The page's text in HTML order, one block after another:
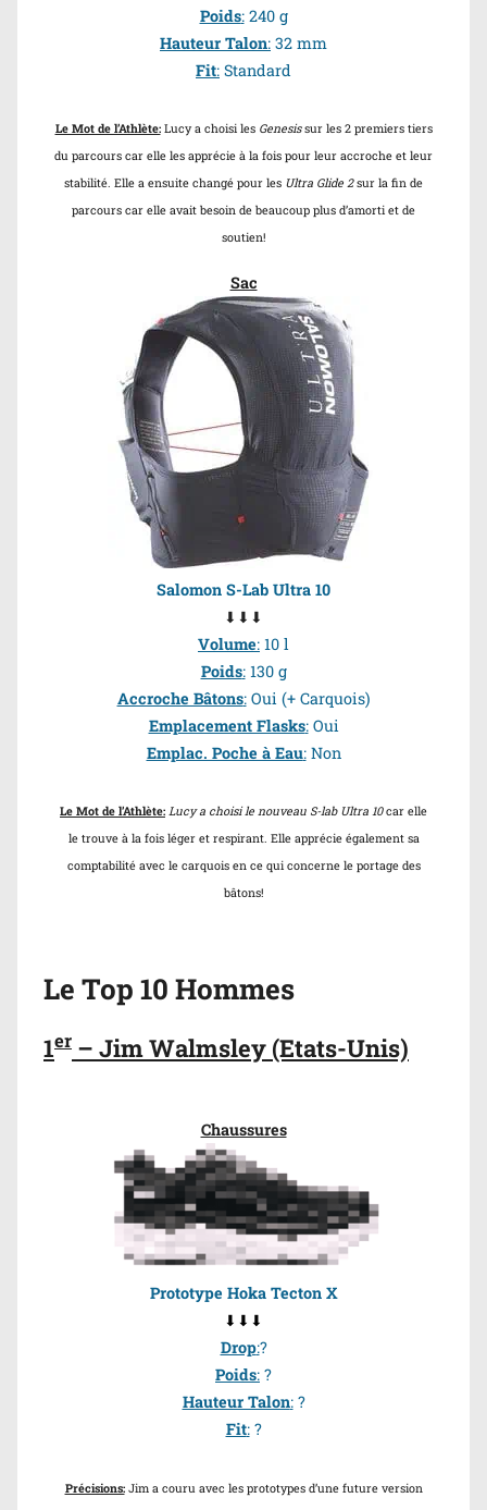
Poids:240 g
Hauteur Talon: 32 mm
Fit: Standard
Le Mot de l’Athlète: Lucy a choisi les Genesissur les 2 premiers tiers
du parcours car elle les apprécie à la fois pour leur accroche et leur
stabilité. Elle a ensuite changé pour les Ultra Glide 2sur la fin de
parcours car elle avait besoin de beaucoup plus d’amorti et de
soutien!
Sac
Salomon S-Lab Ultra 10
⬇⬇⬇
Volume: 10 l
Poids:130 g
Accroche Bâtons:Oui (+ Carquois)
Emplacement Flasks:Oui
Emplac. Poche à Eau:Non
Le Mot de l’Athlète: Lucy a choisi le nouveau S-lab Ultra 10car elle
le trouve à la fois léger et respirant. Elle apprécie également sa
comptabilité avec le carquois en ce qui concerne le portage des
bâtons!
Le Top 10 Hommes
1er – Jim Walmsley (Etats-Unis)
Chaussures
Prototype Hoka Tecton X
⬇⬇⬇
Drop:?
Poids: ?
Hauteur Talon:?
Fit:?
Précisions:Jim a couru avec les prototypes d’une future version